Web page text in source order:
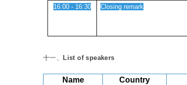
16:00 - 16:30 Closing remark
十一、 List of speakers
Name Country